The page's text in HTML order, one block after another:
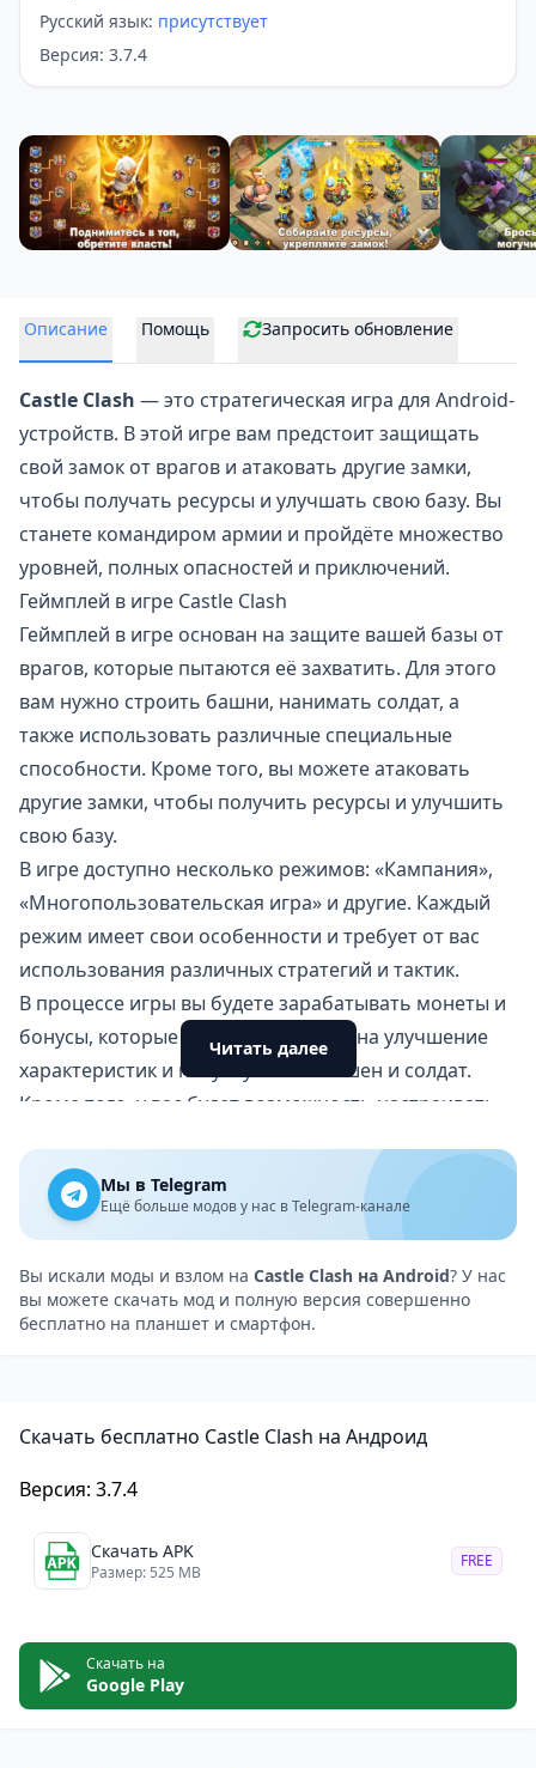
Русский язык: присутствует
Версия: 3.7.4
Описание Помощь Запросить обновление
Castle Clash — это стратегическая игра для Android-
устройств. В этой игре вам предстоит защищать
свой замок от врагов и атаковать другие замки,
чтобы получать ресурсы и улучшать свою базу. Вы
станете командиром армии и пройдёте множество
уровней, полных опасностей и приключений.
Геймплей в игре Castle Clash
Геймплей в игре основан на защите вашей базы от
врагов, которые пытаются её захватить. Для этого
вам нужно строить башни, нанимать солдат, а
также использовать различные специальные
способности. Кроме того, вы можете атаковать
другие замки, чтобы получить ресурсы и улучшить
свою базу.
В игре доступно несколько режимов: «Кампания»,
«Многопользовательская игра» и другие. Каждый
режим имеет свои особенности и требует от вас
использования различных стратегий и тактик.
В процессе игры вы будете зарабатывать монеты и
бонусы, которые можно потратить на улучшение
характеристик и покупку новых башен и солдат.
Кроме того, у вас будет возможность настраивать
различные костюмы и аксессуары.
Графика и звук
Графика в Castle Clash яркая и красочная, что
идеально подходит для стратегической игры.
Модели персонажей, врагов и окружения
проработаны до мельчайших деталей, благодаря
Звуковое сопровождение в этой игре также на
и музыка помогают погрузиться в атмосферу
настоящего приключения в мире стратегических
игр.
замки, чтобы получить ресурсы и улучшить свою
базу
Castle Clash — это замечательная стратегическая
Читать далее
Мы в Telegram
Ещё больше модов у нас в Telegram-канале
Вы искали моды и взлом на Castle Clash на Android? У нас
вы можете скачать мод и полную версия совершенно
бесплатно на планшет и смартфон.
Скачать бесплатно Castle Clash на Андроид
Версия: 3.7.4
Скачать APK
Размер: 525 MB
FREE
Скачать на
Google Play